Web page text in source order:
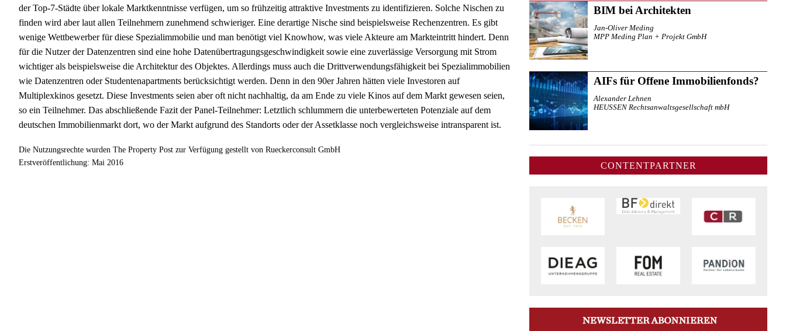
der Top-7-Städte über lokale Marktkenntnisse verfügen, um so frühzeitig attraktive Investments zu identifizieren. Solche Nischen zu
finden wird aber laut allen Teilnehmern zunehmend schwieriger. Eine derartige Nische sind beispielsweise Rechenzentren. Es gibt
wenige Wettbewerber für diese Spezialimmobilie und man benötigt viel Knowhow, was viele Akteure am Markteintritt hindert. Denn
für die Nutzer der Datenzentren sind eine hohe Datenübertragungsgeschwindigkeit sowie eine zuverlässige Versorgung mit Strom
wichtiger als beispielsweise die Architektur des Objektes. Allerdings muss auch die Drittverwendungsfähigkeit bei Spezialimmobilien
wie Datenzentren oder Studentenapartments berücksichtigt werden. Denn in den 90er Jahren hätten viele Investoren auf
Multiplexkinos gesetzt. Diese Investments seien aber oft nicht nachhaltig, da am Ende zu viele Kinos auf dem Markt gewesen seien,
so ein Teilnehmer. Das abschließende Fazit der Panel-Teilnehmer: Letztlich schlummern die unterbewerteten Potenziale auf dem
deutschen Immobilienmarkt dort, wo der Markt ­aufgrund des Standorts oder der Assetklasse ­noch vergleichsweise intransparent ist.
Die Nutzungsrechte wurden The Property Post zur Verfügung gestellt von Rueckerconsult GmbH
Erstveröffentlichung: Mai 2016
BIM bei Architekten
Jan-Oliver Meding
MPP Meding Plan + Projekt GmbH
AIFs für Offene Immobilienfonds?
Alexander Lehnen
HEUSSEN Rechtsanwaltsgesellschaft mbH
CONTENTPARTNER